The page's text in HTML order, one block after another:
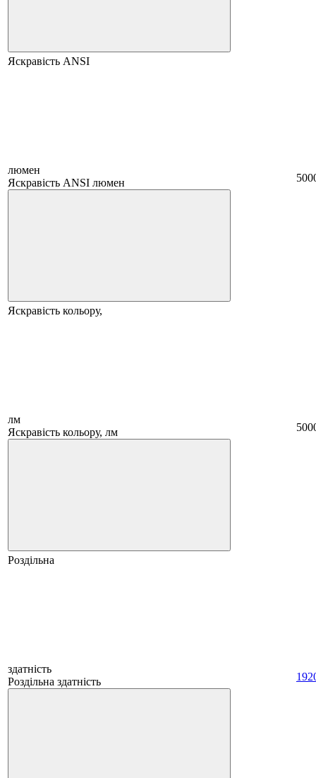
Яскравість ANSI
люмен
Яскравість ANSI люмен
Яскравість кольору,
лм
Яскравість кольору, лм
Роздільна
здатність
Роздільна здатність